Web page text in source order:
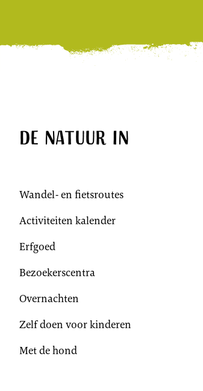
De natuur in
Wandel- en fietsroutes
Activiteiten kalender
Erfgoed
Bezoekerscentra
Overnachten
Zelf doen voor kinderen
Met de hond